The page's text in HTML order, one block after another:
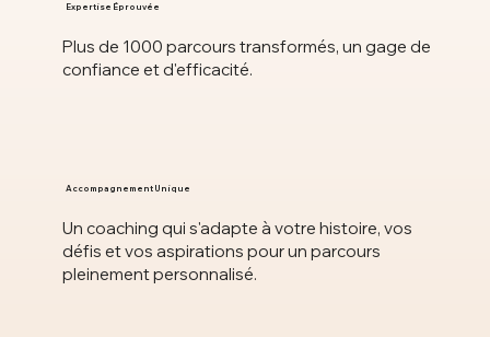
Plus de 1000 parcours transformés, un gage de
confiance et d'efficacité.
Expertise Éprouvée
Un coaching qui s'adapte à votre histoire, vos
défis et vos aspirations pour un parcours
pleinement personnalisé.
Accompagnement Unique